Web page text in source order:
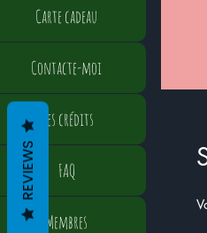
Carte cadeau
Contacte-moi
Mes crédits
FAQ
Membres
REVIEWS